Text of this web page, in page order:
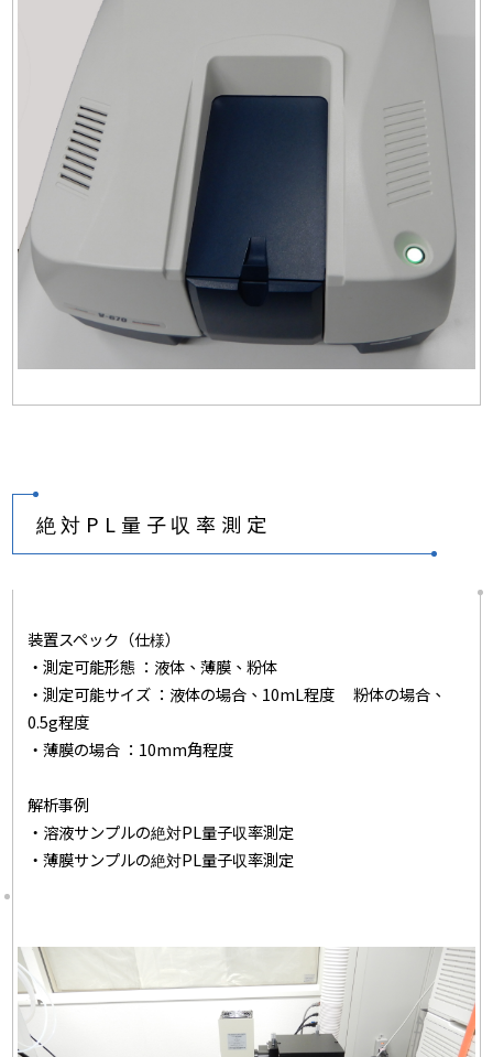
絶対PL量子収率測定
装置スペック（仕様）
・測定可能形態 ：液体、薄膜、粉体
・測定可能サイズ ：液体の場合、10mL程度 粉体の場合、
0.5g程度
・薄膜の場合 ：10mm角程度
解析事例
・溶液サンプルの絶対PL量子収率測定
・薄膜サンプルの絶対PL量子収率測定